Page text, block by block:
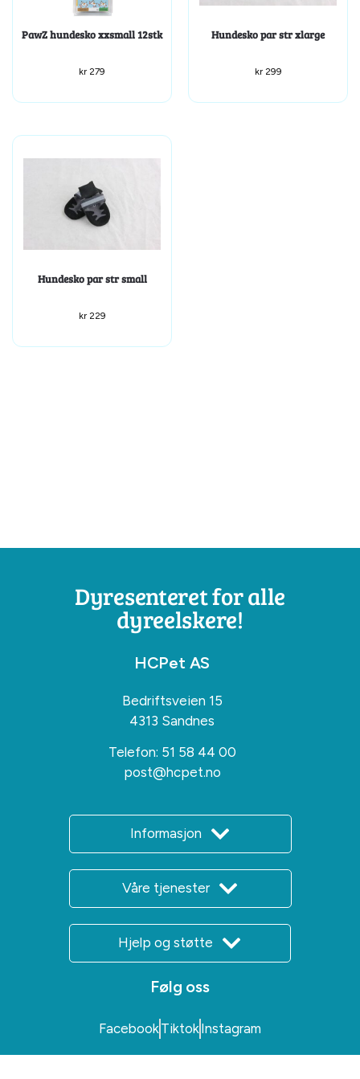
PawZ hundesko xxsmall 12stk
kr 279
Hundesko par str xlarge
kr299
Hundesko par str small
kr229
Dyresenteret for alle
dyreelskere!
HCPet AS
Bedriftsveien 15
4313 Sandnes
Telefon: 51 58 44 00
post@hcpet.no
Informasjon
Våre tjenester
Hjelp og støtte
Følg oss
FacebookTiktokInstagram